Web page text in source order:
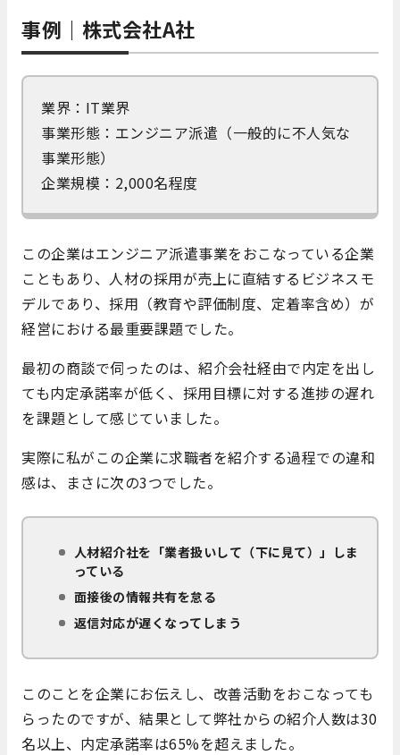
事例｜株式会社A社
業界：IT業界
事業形態：エンジニア派遣（一般的に不人気な
事業形態）
企業規模：2,000名程度
この企業はエンジニア派遣事業をおこなっている企業
こともあり、人材の採用が売上に直結するビジネスモ
デルであり、採用（教育や評価制度、定着率含め）が
経営における最重要課題でした。
最初の商談で伺ったのは、紹介会社経由で内定を出し
ても内定承諾率が低く、採用目標に対する進捗の遅れ
を課題として感じていました。
実際に私がこの企業に求職者を紹介する過程での違和
感は、まさに次の3つでした。
人材紹介社を「業者扱いして（下に見て）」しま
っている
面接後の情報共有を怠る
返信対応が遅くなってしまう
このことを企業にお伝えし、改善活動をおこなっても
らったのですが、結果として弊社からの紹介人数は30
名以上、内定承諾率は65%を超えました。